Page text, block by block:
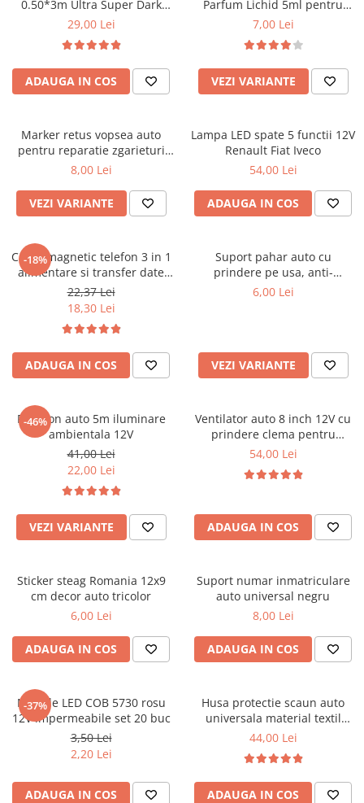
Huse Volan din Piele Ecologica cu
Huse Volan Piele Naturala
Huse Volan Silicon
Nuca Volan
Oglinda Retrovizoare
Ornamente Auto
Ornamente Protectie Portiera
Ornamente Toba Auto
Parasolare Auto
Plasa elastica & Organizator Auto
Prelate Auto
Scrumiere Auto
Suport Auto Ochelari
Suporti Numar Inmatriculare
Suporti Pahar Auto
Suporti Telefon Auto
Tetiera Auto
COVORASE AUTO
Covorase BMW
Covorase CHEVROLET
Covorase CITROEN
Covorase DACIA
Covorase DS
Covorase FIAT
Covorase FORD
Covorase HONDA
Covorase HYUNDAI
0.50*3m Ultra Super Dark
Black 1%
29,00 Lei
ADAUGA IN COS
Parfum Lichid 5ml pentru
Masina, Diverse Arome
7,00 Lei
VEZI VARIANTE
Marker retus vopsea auto
pentru reparatie zgarieturi
caroserie
8,00 Lei
VEZI VARIANTE
Lampa LED spate 5 functii 12V
Renault Fiat Iveco
54,00 Lei
ADAUGA IN COS
-18%
Cablu magnetic telefon 3 in 1
alimentare si transfer date
universal cu 3 capete
22,37 Lei
18,30 Lei
ADAUGA IN COS
Suport pahar auto cu
prindere pe usa, anti-
alunecare, universal
6,00 Lei
VEZI VARIANTE
-46%
Fir neon auto 5m iluminare
ambientala 12V
41,00 Lei
22,00 Lei
VEZI VARIANTE
Ventilator auto 8 inch 12V cu
prindere clema pentru
masina
54,00 Lei
ADAUGA IN COS
Sticker steag Romania 12x9
cm decor auto tricolor
6,00 Lei
ADAUGA IN COS
Suport numar inmatriculare
auto universal negru
8,00 Lei
ADAUGA IN COS
-37%
Module LED COB 5730 rosu
12V impermeabile set 20 buc
3,50 Lei
2,20 Lei
ADAUGA IN COS
Husa protectie scaun auto
universala material textil
106x47 cm neagra
44,00 Lei
ADAUGA IN COS